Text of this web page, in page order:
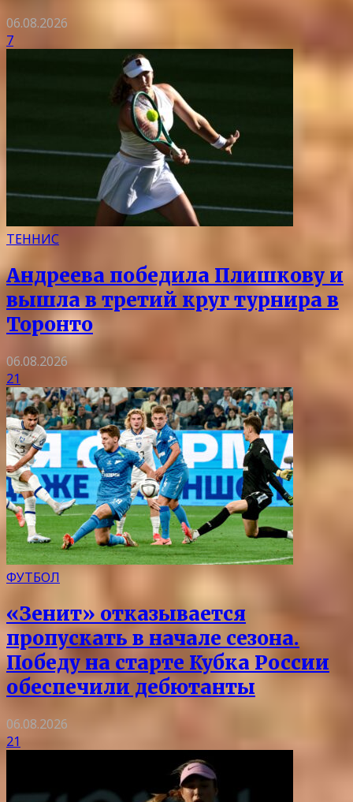
06.08.2026
7
ТЕННИС
Андреева победила Плишкову и
вышла в третий круг турнира в
Торонто
06.08.2026
21
ФУТБОЛ
«Зенит» отказывается
пропускать в начале сезона.
Победу на старте Кубка России
обеспечили дебютанты
06.08.2026
21